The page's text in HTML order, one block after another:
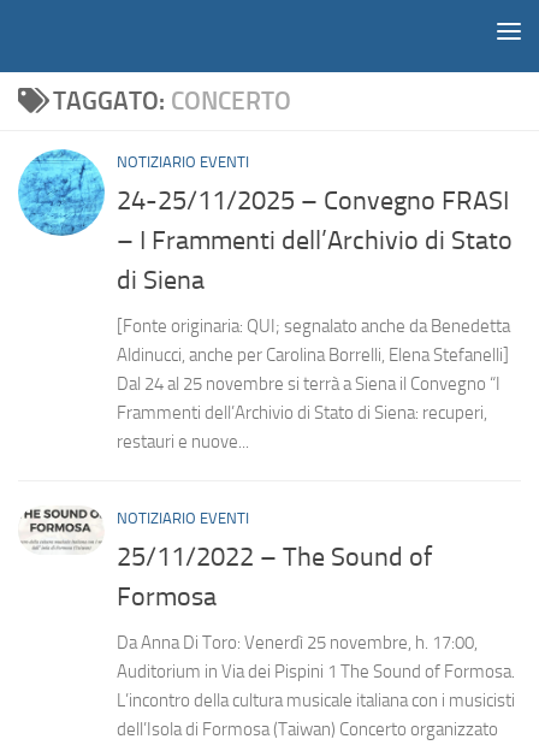
TAGGATO: CONCERTO
NOTIZIARIO EVENTI
24-25/11/2025 – Convegno FRASI
– I Frammenti dell’Archivio di Stato
di Siena
[Fonte originaria: QUI; segnalato anche da Benedetta
Aldinucci, anche per Carolina Borrelli, Elena Stefanelli]
Dal 24 al 25 novembre si terrà a Siena il Convegno “I
Frammenti dell’Archivio di Stato di Siena: recuperi,
restauri e nuove...
NOTIZIARIO EVENTI
25/11/2022 – The Sound of
Formosa
Da Anna Di Toro: Venerdì 25 novembre, h. 17:00,
Auditorium in Via dei Pispini 1 The Sound of Formosa.
L’incontro della cultura musicale italiana con i musicisti
dell’Isola di Formosa (Taiwan) Concerto organizzato